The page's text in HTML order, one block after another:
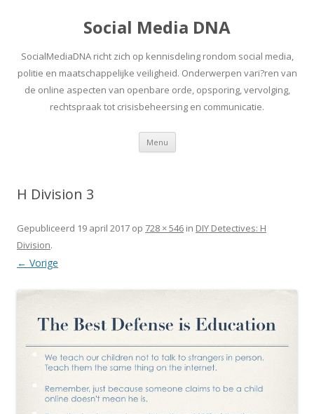
Social Media DNA
SocialMediaDNA richt zich op kennisdeling rondom social media,
politie en maatschappelijke veiligheid. Onderwerpen vari?ren van
de online aspecten van openbare orde, opsporing, vervolging,
rechtspraak tot crisisbeheersing en communicatie.
Menu Spring
inhoud
H Division 3
Gepubliceerd 19 april 2017 op 728 × 546 in DIY Detectives: H
Division.
← Vorige